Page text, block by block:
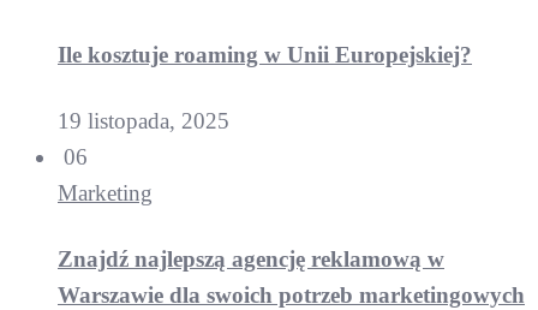
Ile kosztuje roaming w Unii Europejskiej?
19 listopada, 2025
06
Marketing
Znajdź najlepszą agencję reklamową w
Warszawie dla swoich potrzeb marketingowych